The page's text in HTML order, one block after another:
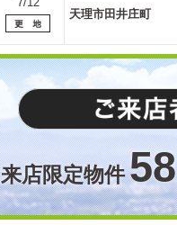
天理市田井庄町
来店限定物件58